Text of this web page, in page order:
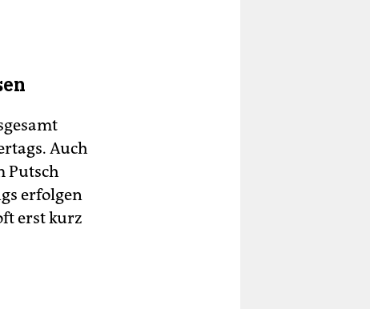
Auch
Putsch
erfolgen
erst kurz